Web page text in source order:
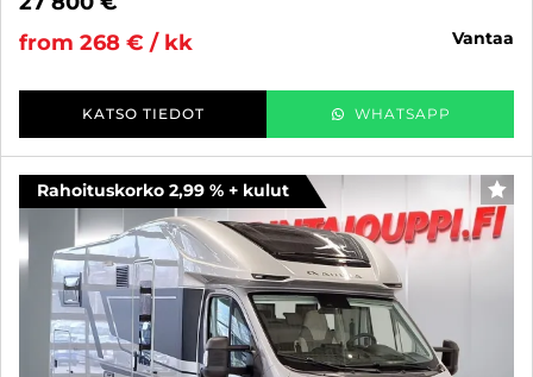
from 268 € / kk
vantaa
KATSO TIEDOT WHATSAPP
Rahoituskorko 2,99 % + kulut